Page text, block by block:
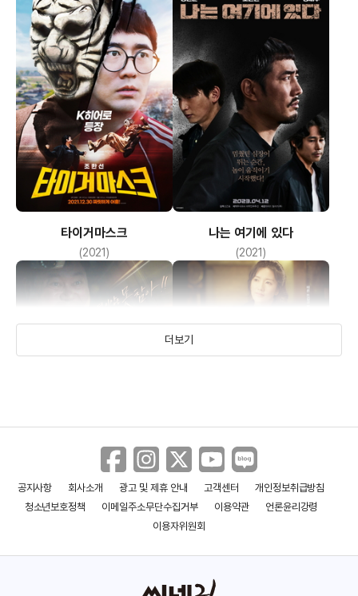
타이거마스크
(2021)
나는 여기에 있다
(2021)
접전: 갑을 전쟁 질투의 역사
더보기
공지사항 회사소개 광고 및 제휴 안내 고객센터
개인정보취급방침
청소년보호정책
이메일주소무단수집거부 이용약관
언론윤리강령
이용자위원회